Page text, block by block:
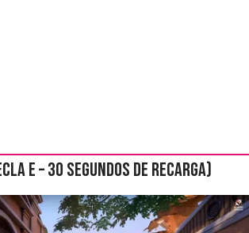
E – 30 segundos de recarga)